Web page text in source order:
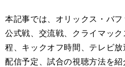
本記事では、オリックス・バフ
公式戦、交流戦、クライマッ
程、キックオフ時間、テレビ
配信予定、試合の視聴方法を紹